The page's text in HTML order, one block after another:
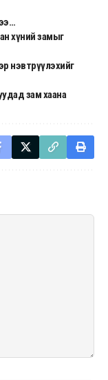
хүний замыг
нэвтрүүлэхийг
зам хаана